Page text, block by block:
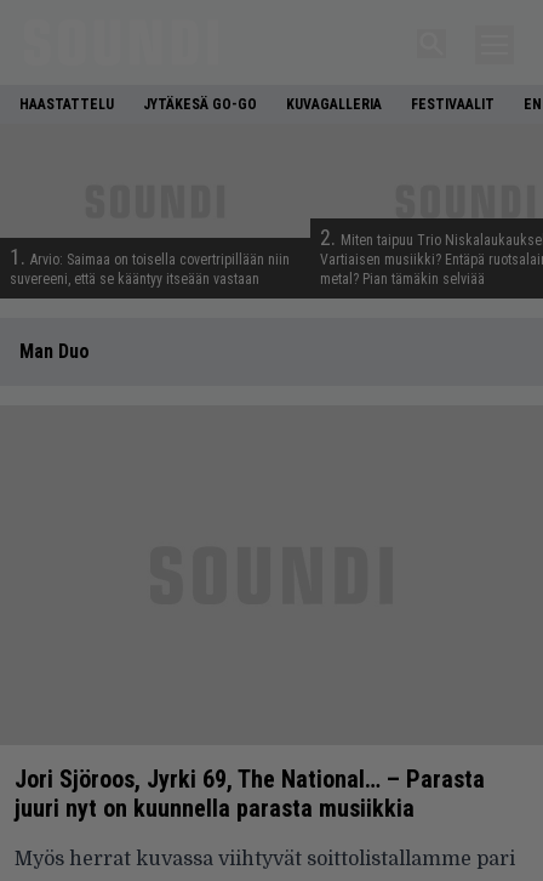
HAASTATTELU JYTÄKESÄ GO-GO KUVAGALLERIA FESTIVAALIT
1. Arvio: Saimaa on toisella covertripillään niin
suvereeni, että se kääntyy itseään vastaan
2. Miten taipuu Trio
Vartiaisen musiikki? Entäpä
metal? Pian tämäkin selviää
Man Duo
Jori Sjöroos, Jyrki 69, The National… – Parasta
juuri nyt on kuunnella parasta musiikkia
Myös herrat kuvassa viihtyvät soittolistallamme pari